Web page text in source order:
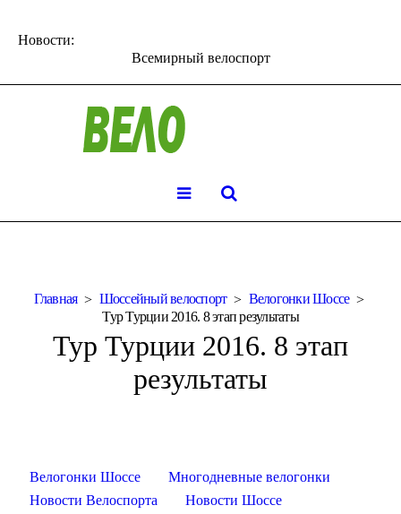
Новости:
Всемирный велоспорт
Главная Шоссейный велоспорт
Велогонки Шоссе
Тур Турции 2016. 8 этап результаты
Тур Турции 2016. 8 этап
результаты
Велогонки Шоссе
Многодневные велогонки
Новости Велоспорта
Новости Шоссе